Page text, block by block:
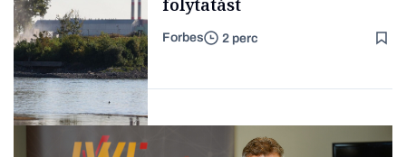
Forbes-sztori
folytatást
Forbes 2 perc